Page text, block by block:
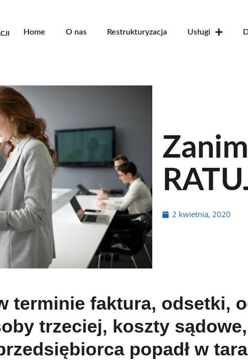
Home O nas Restrukturyzacja Usługi
2 kwietnia, 2020
terminie faktura, odsetki,
trzeciej, koszty
popadł w